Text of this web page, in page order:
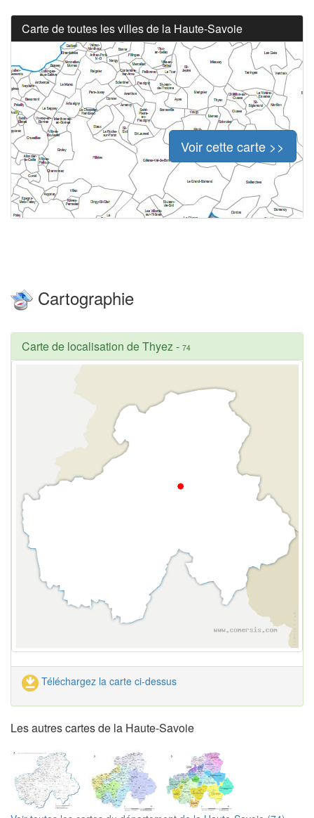
Carte de toutes les villes de la Haute-Savoie
Voir cette carte >>
Cartographie
Carte de localisation de Thyez- 74
Téléchargez la carte ci-dessus
Les autres cartes de la Haute-Savoie